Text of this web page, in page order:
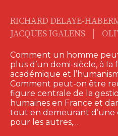
RICHARD DELAYE-
JACQUES IGALENS |
Comment un homme
plus d’un demi-siècle, à la
académique et
Comment peut-on être
figure centrale de la
humaines en France et
tout en demeurant d’une
pour les autres,…